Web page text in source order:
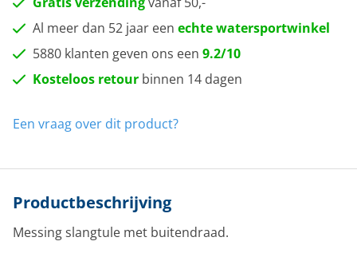
Al meer dan 52 jaar een echte watersportwinkel
5880 klanten geven ons een 9.2/10
Kosteloos retour binnen 14 dagen
Een vraag over dit product?
Productbeschrijving
Messing slangtule met buitendraad.